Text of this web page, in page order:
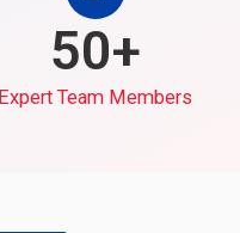
50+
Expert Team Members